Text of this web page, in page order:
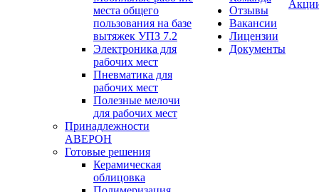
места общего
пользования на базе
вытяжек УПЗ 7.2
Электроника для
рабочих мест
Пневматика для
рабочих мест
Полезные мелочи
для рабочих мест
Принадлежности
АВЕРОН
Готовые решения
Керамическая
облицовка
Отзывы
Вакансии
Лицензии
Документы